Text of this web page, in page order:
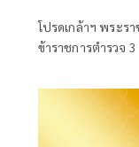
โปรดเกล้าฯ พระ
ข้าราชการตำรวจ